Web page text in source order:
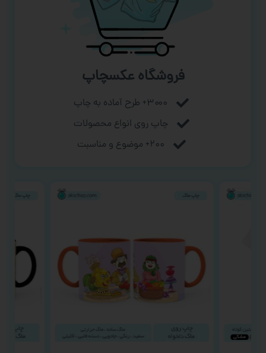
فروشگاه عکسچاپ
۳۰۰۰+ طرح آماده به چاپ
چاپ روی انواع محصولات
۲۰۰+ موضوع و مناسبت